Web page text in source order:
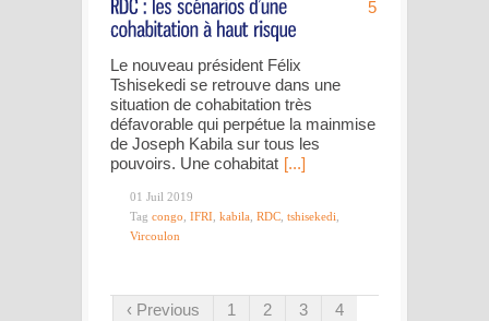
5
Le nouveau président Félix
Tshisekedi se retrouve dans une
situation de cohabitation très
défavorable qui perpétue la mainmise
de Joseph Kabila sur tous les
pouvoirs. Une cohabitat [...]
01 Juil 2019
Tag congo IFRI kabila RDC tshisekedi
Vircoulon
‹ Previous 1 2 3 4